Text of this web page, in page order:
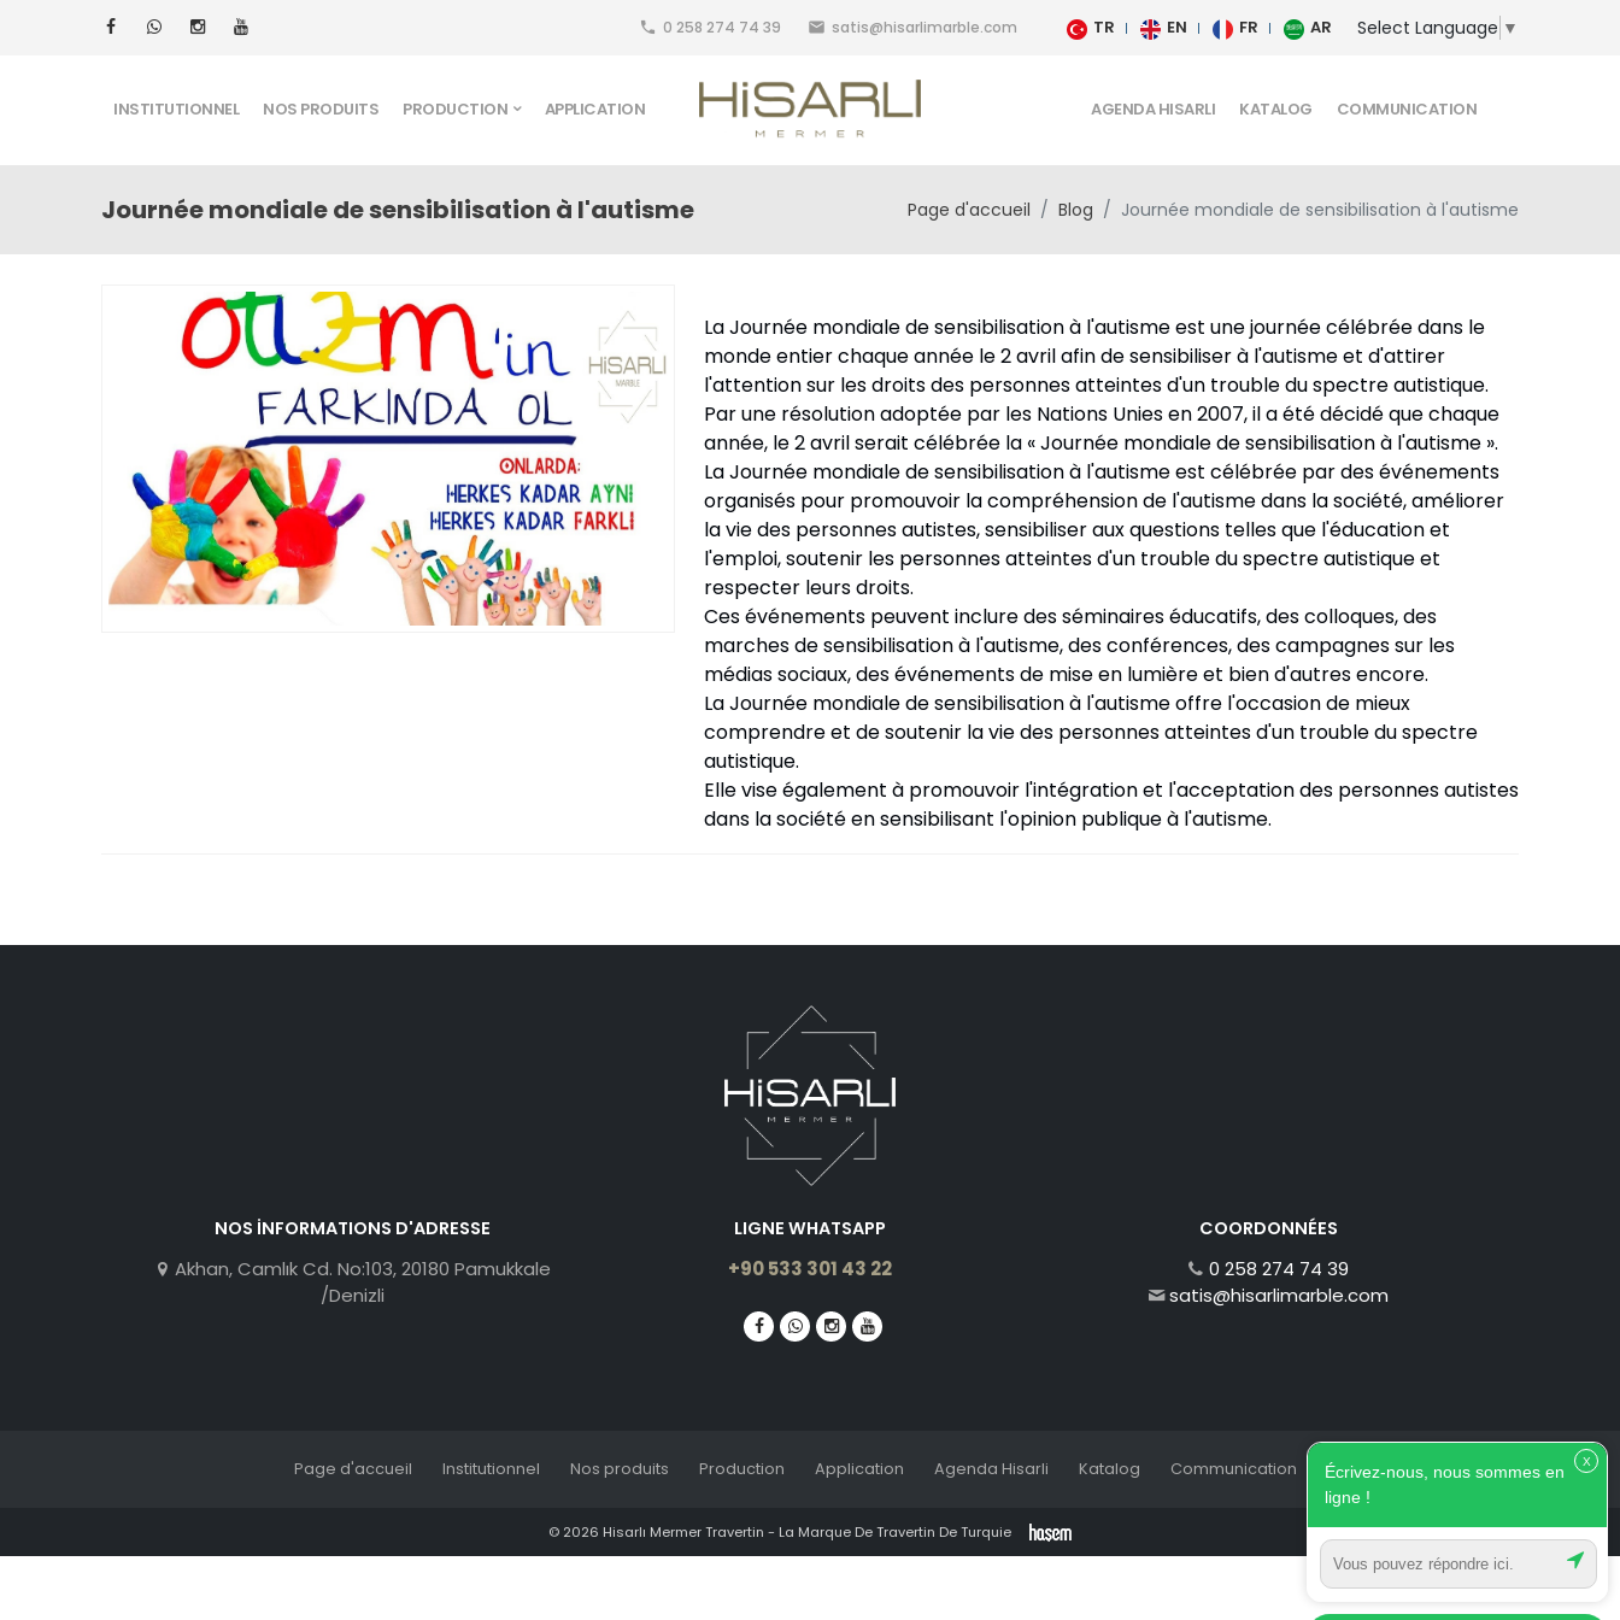
local_phone 0 258 274 74 39 email satis@hisarlimarble.com TR EN FR AR Select Language ▼
INSTITUTIONNEL NOS PRODUITS PRODUCTION APPLICATION AGENDA HISARLI KATALOG COMMUNICATION
Journée mondiale de sensibilisation à l'autisme Page d'accueil Blog Journée mondiale de sensibilisation à l'autisme
La Journée mondiale de sensibilisation à l'autisme est une journée célébrée dans le
monde entier chaque année le 2 avril afin de sensibiliser à l'autisme et d'attirer
l'attention sur les droits des personnes atteintes d'un trouble du spectre autistique.
Par une résolution adoptée par les Nations Unies en 2007, il a été décidé que chaque
année, le 2 avril serait célébrée la « Journée mondiale de sensibilisation à l'autisme ».
La Journée mondiale de sensibilisation à l'autisme est célébrée par des événements
organisés pour promouvoir la compréhension de l'autisme dans la société, améliorer
la vie des personnes autistes, sensibiliser aux questions telles que l'éducation et
l'emploi, soutenir les personnes atteintes d'un trouble du spectre autistique et
respecter leurs droits.
Ces événements peuvent inclure des séminaires éducatifs, des colloques, des
marches de sensibilisation à l'autisme, des conférences, des campagnes sur les
médias sociaux, des événements de mise en lumière et bien d'autres encore.
La Journée mondiale de sensibilisation à l'autisme offre l'occasion de mieux
comprendre et de soutenir la vie des personnes atteintes d'un trouble du spectre
autistique.
Elle vise également à promouvoir l'intégration et l'acceptation des personnes autistes
dans la société en sensibilisant l'opinion publique à l'autisme.
NOS İNFORMATIONS D'ADRESSE
Akhan, Camlık Cd. No:103, 20180 Pamukkale
/Denizli
LIGNE WHATSAPP
+90 533 301 43 22
COORDONNÉES
0 258 274 74 39
satis@hisarlimarble.com
Page d'accueil Institutionnel Nos produits Production Application Agenda Hisarli Katalog Communication
© 2026 Hisarlı Mermer Travertin - La Marque De Travertin De Turquie
X
Écrivez-nous, nous sommes en
ligne !